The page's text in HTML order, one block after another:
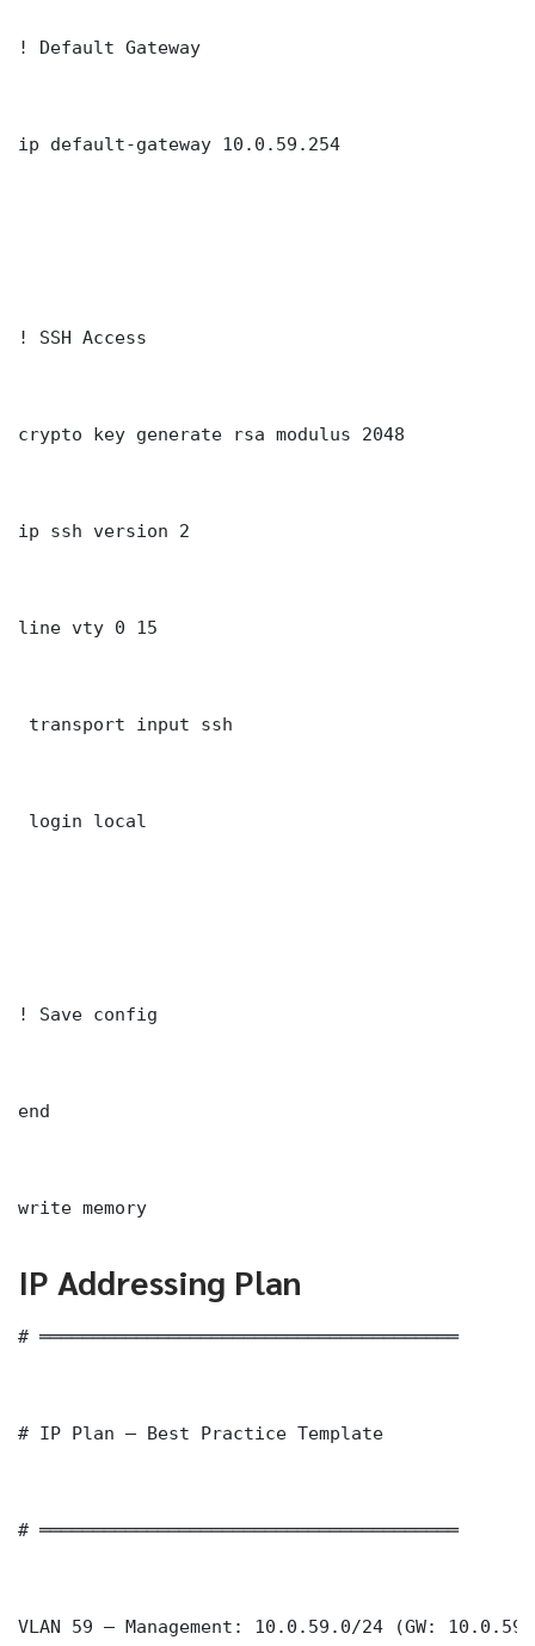
! Default Gateway
ip default-gateway 10.0.59.254
! SSH Access
crypto key generate rsa modulus 2048
ip ssh version 2
line vty 0 15
transport input ssh
login local
! Save config
end
write memory
IP Addressing Plan
# ═══════════════════════════════════════
# IP Plan — Best Practice Template
# ═══════════════════════════════════════
VLAN 59 — Management: 10.0.59.0/24 (GW: